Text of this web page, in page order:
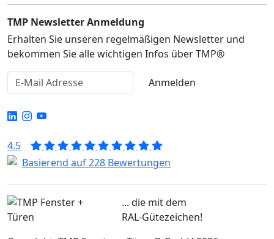
TMP Newsletter Anmeldung
Erhalten Sie unseren regelmäßigen Newsletter und
bekommen Sie alle wichtigen Infos über TMP®
Anmelden
4.5
Basierend auf 228 Bewertungen
... die mit dem
RAL-Gütezeichen!